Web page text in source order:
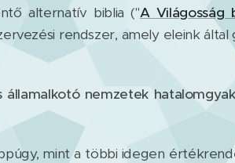
alternatív biblia ("A Világosság
rendszer, amely eleink
államalkotó nemzetek
mint a többi idegen